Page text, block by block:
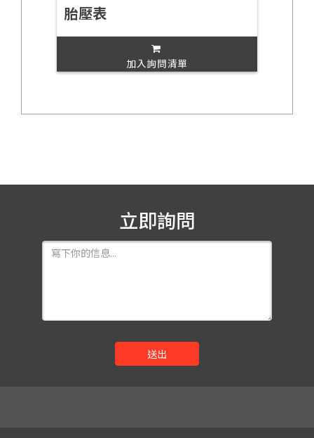
胎壓表
加入詢問清單
立即詢問
送出